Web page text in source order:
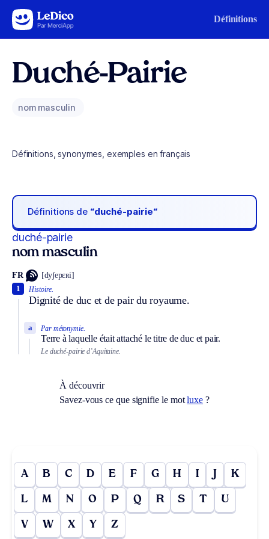
Aller au contenu Définitions
Duché-Pairie
nom masculin
Définitions, synonymes, exemples en français
Définitions de “duché-pairie“
duché-pairie
nom masculin
FR [dyʃepɛʀi]
Histoire.
Dignité de duc et de pair du royaume.
1
Par métonymie.
Terre à laquelle était attaché le titre de duc et pair.
a
Le duché-pairie d’Aquitaine.
À découvrir
Savez-vous ce que signifie le motluxe ?
A B C D E F G H I J K
L M N O P Q R S T U
V W X Y Z